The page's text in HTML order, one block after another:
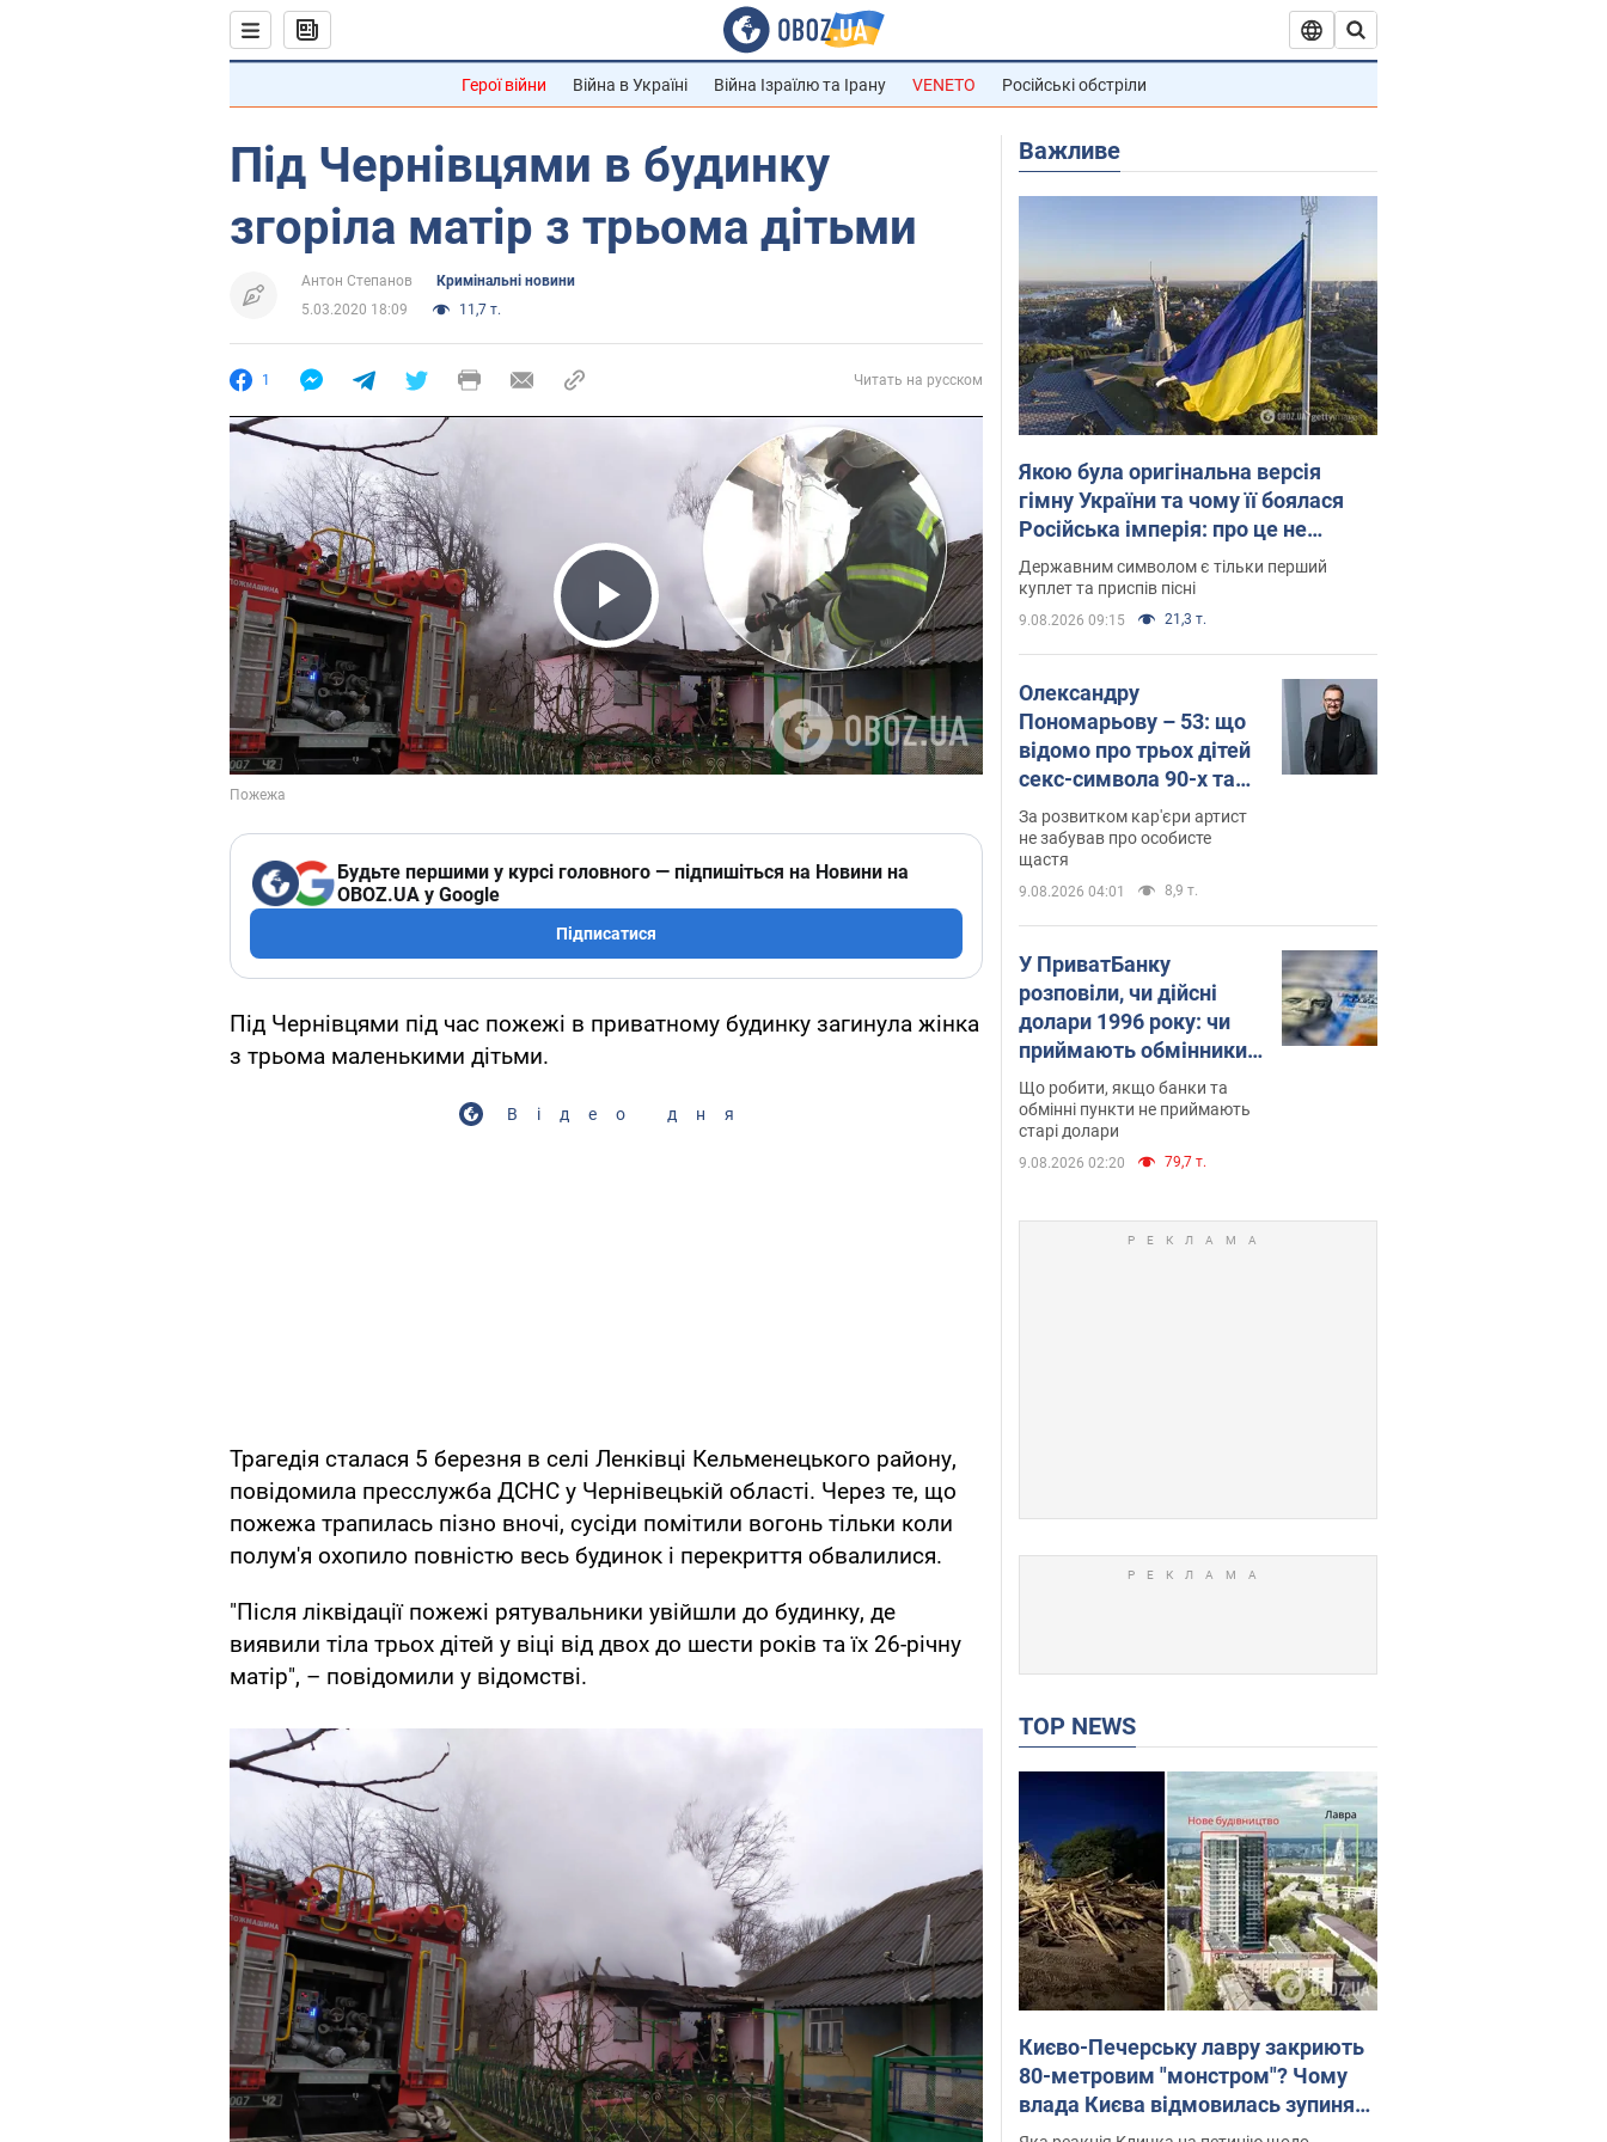
Герої війни Війна в Україні Війна Ізраїлю та Ірану VENETO Російські обстріли
Під Чернівцями в будинку
згоріла матір з трьома дітьми
Антон Степанов
Кримінальні новини
5.03.2020 18:09
11,7 т.
1 Читать на русском
Play Video
Будьте першими у курсі головного — підпишіться на Новини на
OBOZ.UA у Google
Підписатися
Під Чернівцями під час пожежі в приватному будинку загинула жінка
з трьома маленькими дітьми.
Відео дня
Трагедія сталася 5 березня в селі Ленківці Кельменецького району,
повідомила пресслужба ДСНС у Чернівецькій області. Через те, що
пожежа трапилась пізно вночі, сусіди помітили вогонь тільки коли
полум'я охопило повністю весь будинок і перекриття обвалилися.
"Після ліквідації пожежі рятувальники увійшли до будинку, де
виявили тіла трьох дітей у віці від двох до шести років та їх 26-річну
матір", – повідомили у відомстві.
Важливе
Якою була оригінальна версія
гімну України та чому її боялася
Російська імперія: про це не
розповідають у школі
Державним символом є тільки перший
куплет та приспів пісні
9.08.2026 09:15 21,3 т.
Олександру
Пономарьову – 53: що
відомо про трьох дітей
секс-символа 90-х та
який вигляд вони
мають
За розвитком кар'єри артист
не забував про особисте
щастя
9.08.2026 04:01 8,9 т.
У ПриватБанку
розповіли, чи дійсні
долари 1996 року: чи
приймають обмінники
та банки такі купюри
Що робити, якщо банки та
обмінні пункти не приймають
старі долари
9.08.2026 02:20 79,7 т.
TOP NEWS
Києво-Печерську лавру закриють
80-метровим "монстром"? Чому
влада Києва відмовилась зупиняти
будівництво хмарочоса